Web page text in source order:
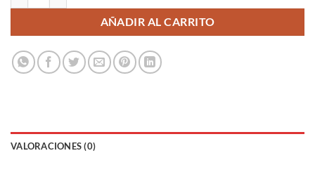
AÑADIR AL CARRITO
VALORACIONES (0)